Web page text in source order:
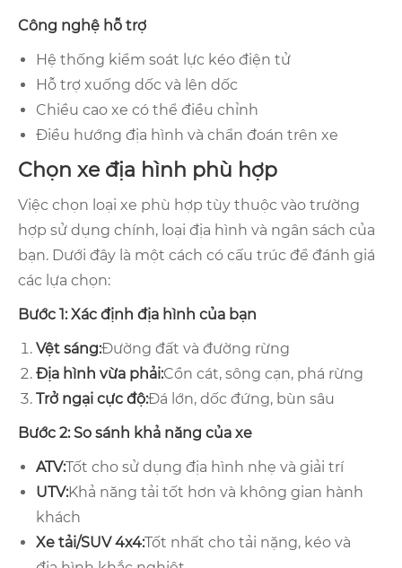
Công nghệ hỗ trợ
Hệ thống kiểm soát lực kéo điện tử
Hỗ trợ xuống dốc và lên dốc
Chiều cao xe có thể điều chỉnh
Điều hướng địa hình và chẩn đoán trên xe
Chọn xe địa hình phù hợp
Việc chọn loại xe phù hợp tùy thuộc vào trường
hợp sử dụng chính, loại địa hình và ngân sách của
bạn. Dưới đây là một cách có cấu trúc để đánh giá
các lựa chọn:
Bước 1: Xác định địa hình của bạn
Vệt sáng:Đường đất và đường rừng
Địa hình vừa phải:Cồn cát, sông cạn, phá rừng
Trở ngại cực độ:Đá lớn, dốc đứng, bùn sâu
Bước 2: So sánh khả năng của xe
ATV:Tốt cho sử dụng địa hình nhẹ và giải trí
UTV:Khả năng tải tốt hơn và không gian hành
khách
Xe tải/SUV 4x4:Tốt nhất cho tải nặng, kéo và